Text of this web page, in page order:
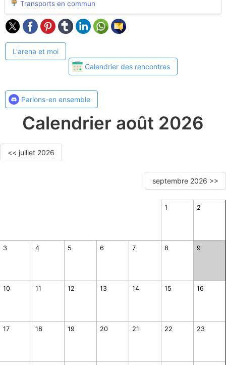
Transports en commun
L'arena et moi
Calendrier des rencontres
Parlons-en ensemble
Calendrier août 2026
<< juillet 2026
septembre 2026 >>
1 2
3 4 5 6 7 8 9
10 11 12 13 14 15 16
17 18 19 20 21 22 23